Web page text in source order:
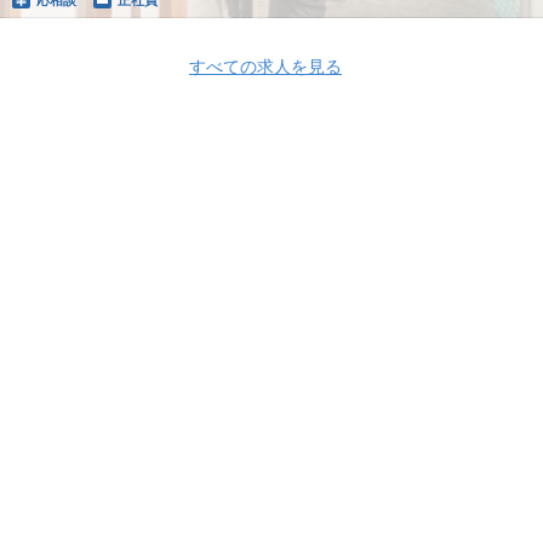
すべての求人を見る